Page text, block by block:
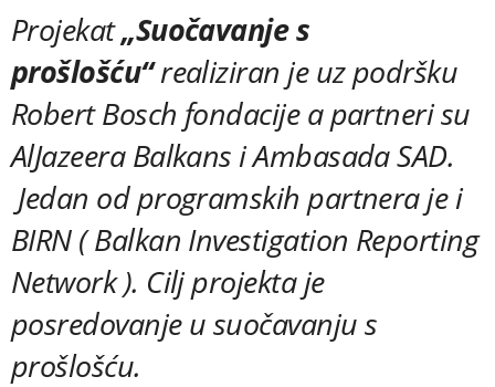
Projekat„Suočavanje s
prošlošću“realiziran je uz podršku
Robert Bosch fondacije a partneri su
AlJazeera Balkans i Ambasada SAD.
Jedan od programskih partnera je i
BIRN ( Balkan Investigation Reporting
Network ). Cilj projekta je
posredovanje u suočavanju s
prošlošću.